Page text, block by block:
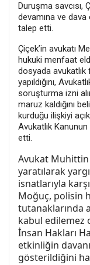
Duruşma savcısı,
devamına ve
talep etti.
Çiçek’in avukatı
hukuki menfaat
dosyada
yapıldığını,
soruşturma izni
maruz kaldığını
kurduğu ilişkiyi
Avukatlık
etti.
Avukat
yaratılarak
isnatlarıyla
Moğuç, polisin
tutanaklarında
kabul
İnsan Hakları
etkinliğin
gösterildiğini